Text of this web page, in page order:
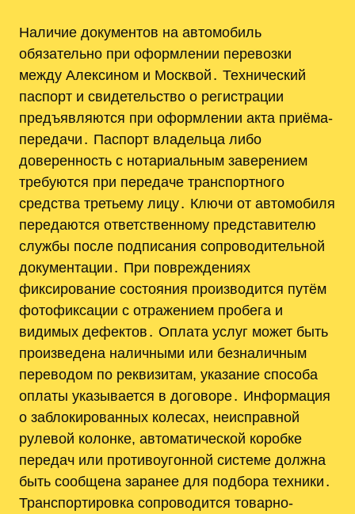
Наличие документов на автомобиль
обязательно при оформлении перевозки
между Алексином и Москвой․ Технический
паспорт и свидетельство о регистрации
предъявляются при оформлении акта приёма-
передачи․ Паспорт владельца либо
доверенность с нотариальным заверением
требуются при передаче транспортного
средства третьему лицу․ Ключи от автомобиля
передаются ответственному представителю
службы после подписания сопроводительной
документации․ При повреждениях
фиксирование состояния производится путём
фотофиксации с отражением пробега и
видимых дефектов․ Оплата услуг может быть
произведена наличными или безналичным
переводом по реквизитам, указание способа
оплаты указывается в договоре․ Информация
о заблокированных колесах, неисправной
рулевой колонке, автоматической коробке
передач или противоугонной системе должна
быть сообщена заранее для подбора техники․
Транспортировка сопроводится товарно-